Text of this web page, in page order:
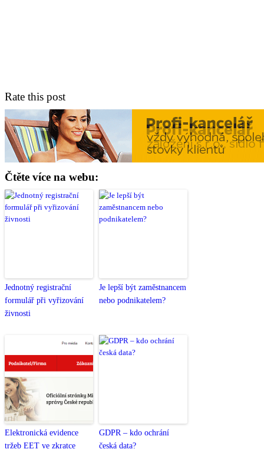
Rate this post
Čtěte více na webu:
Jednotný registrační
formulář při vyřizování
živnosti
Je lepší být zaměstnancem
nebo podnikatelem?
Elektronická evidence
tržeb EET ve zkratce
GDPR – kdo ochrání
česká data?